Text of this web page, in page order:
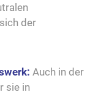
der
Auch in der
sie in